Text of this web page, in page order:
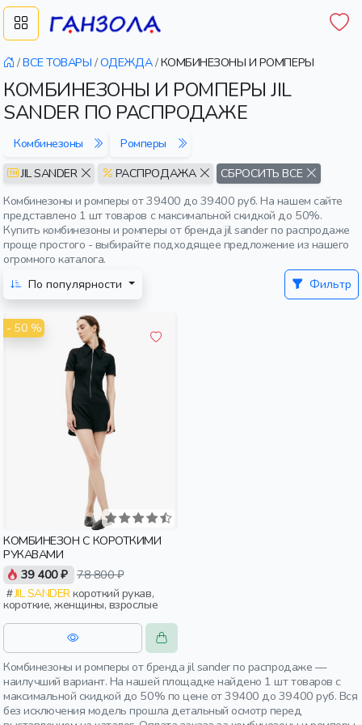
/ВСЕ ТОВАРЫ /ОДЕЖДА/КОМБИНЕЗОНЫ И РОМПЕРЫ
КОМБИНЕЗОНЫ И РОМПЕРЫ JIL
SANDER ПО РАСПРОДАЖЕ
Комбинезоны
Ромперы
JIL SANDER
РАСПРОДАЖА
СБРОСИТЬ ВСЕ
Комбинезоны и ромперы от 39400 до 39400 руб. На нашем сайте
представлено 1 шт товаров с максимальной скидкой до 50%.
Купить комбинезоны и ромперы от бренда jil sander по распродаже
проще простого - выбирайте подходящее предложение из нашего
огромного каталога.
По популярности
Фильтр
- 50 %
КОМБИНЕЗОН С КОРОТКИМИ
РУКАВАМИ
39 400 ₽ 78 800 ₽
JIL SANDERкороткий рукав,
короткие, женщины, взрослые
Комбинезоны и ромперы от бренда jil sander по распродаже —
наилучший вариант. На нашей площадке найдено 1 шт товаров с
максимальной скидкой до 50% по цене от 39400 до 39400 руб. Вся
без исключения модель прошла детальный осмотр перед